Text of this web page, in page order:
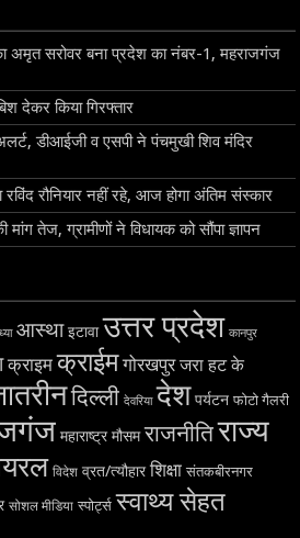
अमृत सरोवर बना प्रदेश का नंबर-1, महराजगंज
देकर किया गिरफ्तार
डीआईजी व एसपी ने पंचमुखी शिव मंदिर
रौनियार नहीं रहे, आज होगा अंतिम संस्कार
मांग तेज, ग्रामीणों ने विधायक को सौंपा ज्ञापन
आस्था इटावा उत्तर प्रदेश कानपुर
क्राइम क्राईम गोरखपुर जरा हट के
दिल्ली देवरिया देश पर्यटन फोटो गैलरी
महाराष्ट्र मौसम राजनीतिराज्य
विदेश व्रत/त्यौहार शिक्षा संतकबीरनगर
सोशल मीडिया स्पोर्ट्स स्वाथ्य सेहत